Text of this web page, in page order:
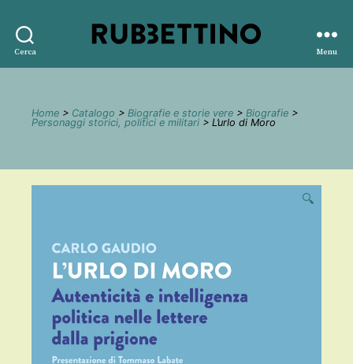
Cerca
editore
Menu
Home > Catalogo > Biografie e storie vere > Biografie >
Personaggi storici, politici e militari > L’urlo di Moro
🔍